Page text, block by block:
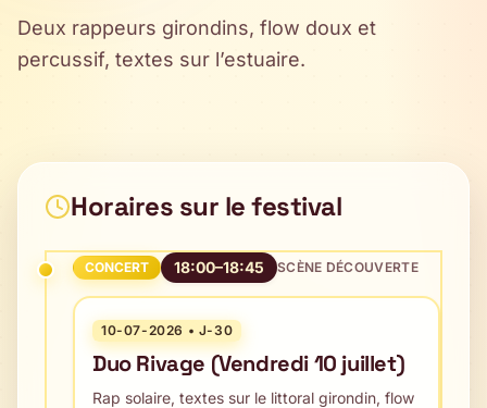
Deux rappeurs girondins, flow doux et
percussif, textes sur l’estuaire.
Horaires sur le festival
CONCERT 18:00–18:45 SCÈNE DÉCOUVERTE
10-07-2026 • J-30
Duo Rivage (Vendredi 10 juillet)
Rap solaire, textes sur le littoral girondin, flow